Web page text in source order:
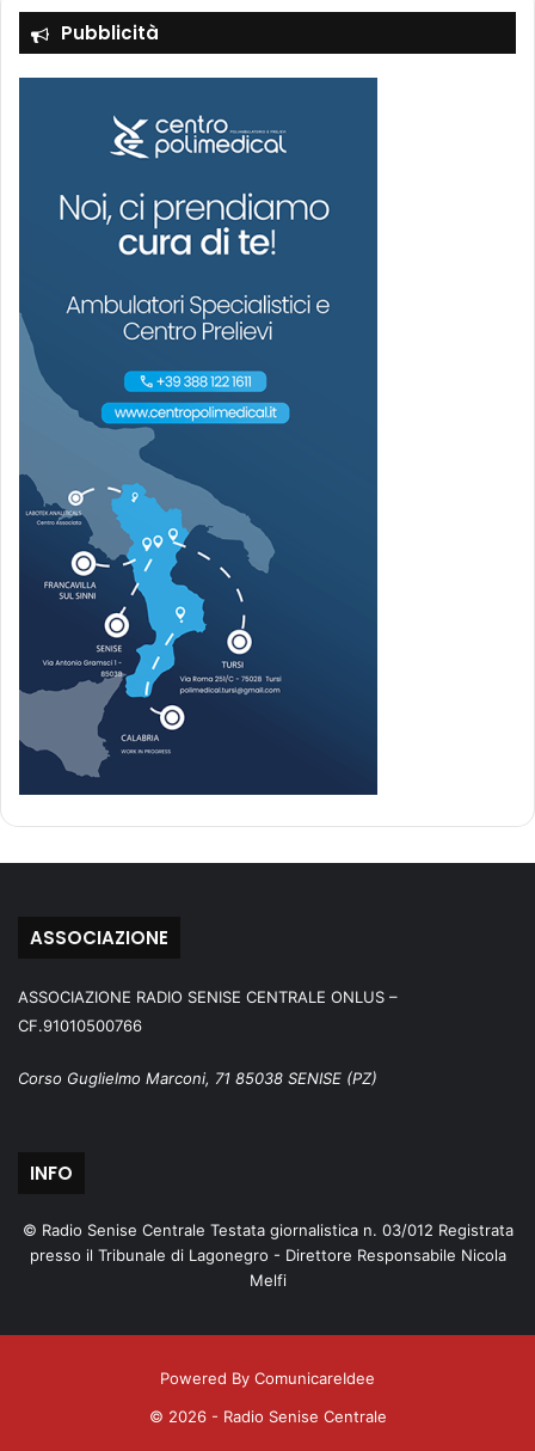
Pubblicità
ASSOCIAZIONE
ASSOCIAZIONE RADIO SENISE CENTRALE ONLUS –
CF.91010500766
Corso Guglielmo Marconi, 71 85038 SENISE (PZ)
INFO
© Radio Senise Centrale Testata giornalistica n. 03/012 Registrata
presso il Tribunale di Lagonegro - Direttore Responsabile Nicola
Melfi
Powered By ComunicareIdee
© 2026 - Radio Senise Centrale